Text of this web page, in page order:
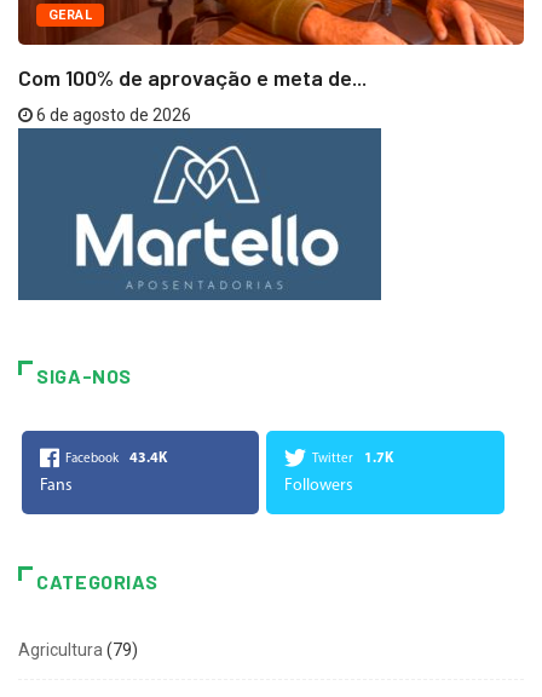
GERAL
Com 100% de aprovação e meta de...
6 de agosto de 2026
SIGA-NOS
Facebook 43.4K
Fans
Twitter 1.7K
Followers
CATEGORIAS
Agricultura (79)